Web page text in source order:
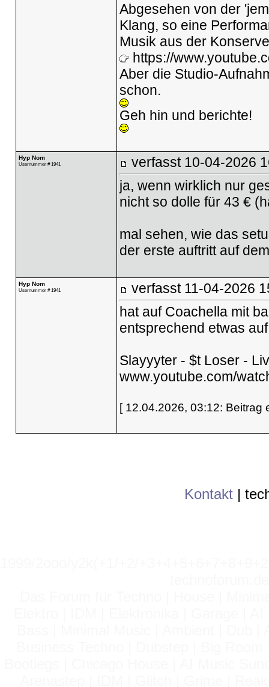
Abgesehen von der
Klang, so eine
Musik aus der
https://
Aber die Studio-
schon.
Geh hin und berichte!
Hyp Nom
Usernummer # 1941 verfasst 10-04-2026
ja, wenn wirklich nur
nicht so dolle für 43 €
mal sehen, wie das
der erste auftritt auf
Hyp Nom
Usernummer # 1941 verfasst 11-04-2026
hat auf Coachella mit
entsprechend etwas
Slayyyter - $t Loser -
www.youtube.com/
[ 12.04.2026, 03:12: Beitrag
Kontakt |